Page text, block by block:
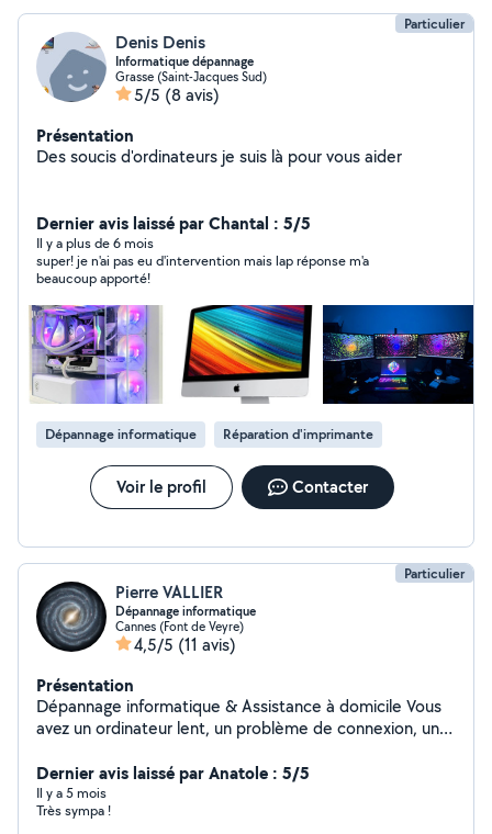
Particulier
Denis Denis
Informatique dépannage
Grasse (Saint-Jacques Sud)
5/5 (8 avis)
Présentation
Des soucis d'ordinateurs je suis là pour vous aider
Dernier avis laissé par Chantal : 5/5
Il y a plus de 6 mois
super! je n'ai pas eu d'intervention mais lap réponse m'a
beaucoup apporté!
Dépannage informatique Réparation d'imprimante
Voir le profil Contacter
Particulier
Pierre VALLIER
Dépannage informatique
Cannes (Font de Veyre)
4,5/5 (11 avis)
Présentation
Dépannage informatique & Assistance à domicile Vous
avez un ordinateur lent, un problème de connexion, un
configurer votre matériel ? Je suis là pour vous aider,
rapidement et avec pédagogie. Services proposés : -
Prolongation du support de Windows 10 - Réparation et
Dernier avis laissé par Anatole : 5/5
Il y a 5 mois
Très sympa !